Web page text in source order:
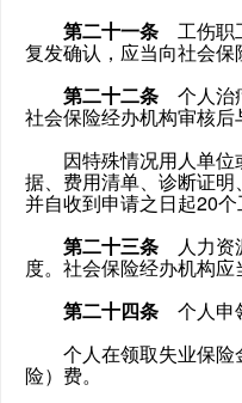
第二十一条 工伤职
复发确认，应当向社会
第二十二条 个人治
社会保险经办机构审核
因特殊情况用人单位
据、费用清单、诊断证
并自收到申请之日起20个
第二十三条 人力资
度。社会保险经办机构
第二十四条 个人申
个人在领取失业保险
险）费。